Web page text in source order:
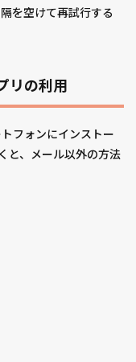
を空けて再試行する
の利用
フォンにインストー
と、メール以外の方法